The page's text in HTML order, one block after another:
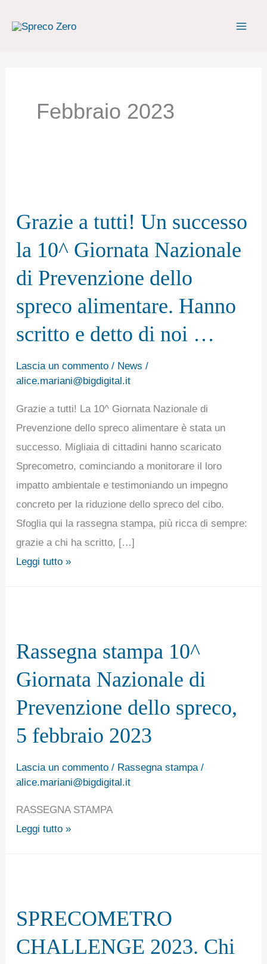
Febbraio 2023
Grazie a tutti! Un successo
la 10^ Giornata Nazionale
di Prevenzione dello
spreco alimentare. Hanno
scritto e detto di noi …
Lascia un commento / News /
alice.mariani@bigdigital.it
Grazie a tutti! La 10^ Giornata Nazionale di
Prevenzione dello spreco alimentare è stata un
successo. Migliaia di cittadini hanno scaricato
Sprecometro, cominciando a monitorare il loro
impatto ambientale e testimoniando un impegno
concreto per la riduzione dello spreco del cibo.
Sfoglia qui la rassegna stampa, più ricca di sempre:
grazie a chi ha scritto, […]
tutti!
Un
successo
la
Giornata
Nazionale
Prevenzione
spreco
alimentare.
Hanno
scritto
e
detto
di
noi
…
Leggi tutto »
Rassegna stampa 10^
Giornata Nazionale di
Prevenzione dello spreco,
5 febbraio 2023
Lascia un commento / Rassegna stampa/
alice.mariani@bigdigital.it
RASSEGNA STAMPA
10^
Nazionale
di
Prevenzione
dello
spreco,
5
Leggi tutto »
SPRECOMETRO
CHALLENGE 2023. Chi
2023.
meno